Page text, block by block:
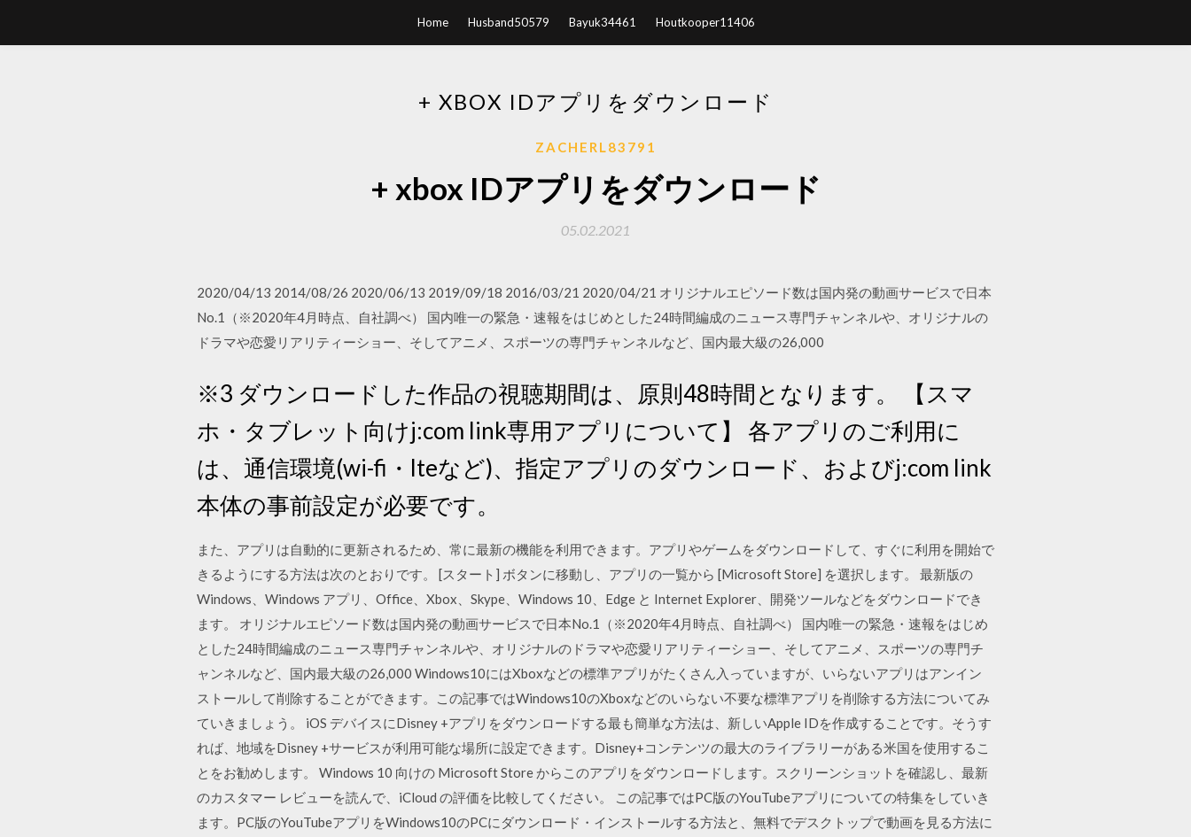
Home Husband50579 Bayuk34461 Houtkooper11406
+ XBOX IDアプリをダウンロード
ZACHERL83791
+ xbox IDアプリをダウンロード
05.02.2021
2020/04/13 2014/08/26 2020/06/13 2019/09/18 2016/03/21 2020/04/21 オリジナルエピソード数は国内発の動画サービスで日本
No.1（※2020年4月時点、自社調べ） 国内唯一の緊急・速報をはじめとした24時間編成のニュース専門チャンネルや、オリジナルの
ドラマや恋愛リアリティーショー、そしてアニメ、スポーツの専門チャンネルなど、国内最大級の26,000
※3 ダウンロードした作品の視聴期間は、原則48時間となります。 【スマ
ホ・タブレット向けj:com link専用アプリについて】 各アプリのご利用に
は、通信環境(wi-fi・lteなど)、指定アプリのダウンロード、およびj:com link
本体の事前設定が必要です。
また、アプリは自動的に更新されるため、常に最新の機能を利用できます。アプリやゲームをダウンロードして、すぐに利用を開始で
きるようにする方法は次のとおりです。 [スタート] ボタンに移動し、アプリの一覧から [Microsoft Store] を選択します。 最新版の
Windows、Windows アプリ、Office、Xbox、Skype、Windows 10、Edge と Internet Explorer、開発ツールなどをダウンロードでき
ます。 オリジナルエピソード数は国内発の動画サービスで日本No.1（※2020年4月時点、自社調べ） 国内唯一の緊急・速報をはじめ
とした24時間編成のニュース専門チャンネルや、オリジナルのドラマや恋愛リアリティーショー、そしてアニメ、スポーツの専門チ
ャンネルなど、国内最大級の26,000 Windows10にはXboxなどの標準アプリがたくさん入っていますが、いらないアプリはアンイン
ストールして削除することができます。この記事ではWindows10のXboxなどのいらない不要な標準アプリを削除する方法についてみ
ていきましょう。 iOS デバイスにDisney +アプリをダウンロードする最も簡単な方法は、新しいApple IDを作成することです。そうす
れば、地域をDisney +サービスが利用可能な場所に設定できます。Disney+コンテンツの最大のライブラリーがある米国を使用するこ
とをお勧めします。 Windows 10 向けの Microsoft Store からこのアプリをダウンロードします。スクリーンショットを確認し、最新
のカスタマー レビューを読んで、iCloud の評価を比較してください。 この記事ではPC版のYouTubeアプリについての特集をしていき
ます。PC版のYouTubeアプリをWindows10のPCにダウンロード・インストールする方法と、無料でデスクトップで動画を見る方法に